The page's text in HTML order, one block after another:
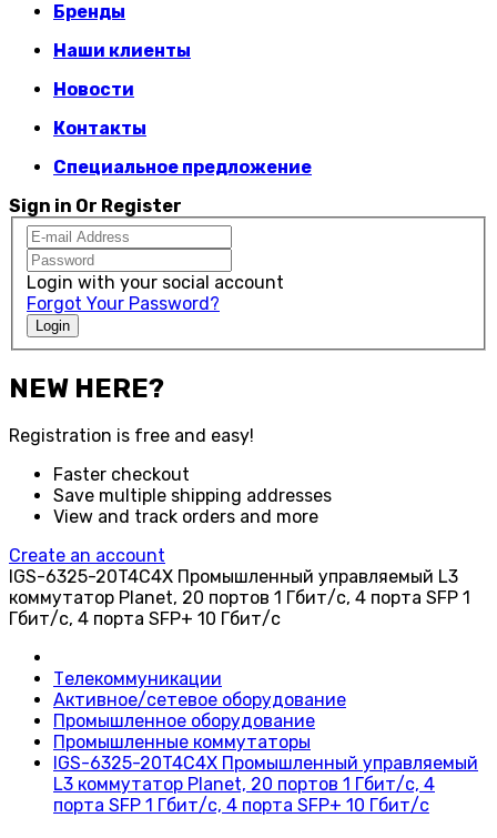
Бренды
Наши клиенты
Новости
Контакты
Специальное предложение
Sign in Or Register
Login with your social account
Forgot Your Password?
Login
NEW HERE?
Registration is free and easy!
Faster checkout
Save multiple shipping addresses
View and track orders and more
Create an account
IGS-6325-20T4C4X Промышленный управляемый L3
коммутатор Planet, 20 портов 1 Гбит/с, 4 порта SFP 1
Гбит/с, 4 порта SFP+ 10 Гбит/с
Телекоммуникации
Активное/сетевое оборудование
Промышленное оборудование
Промышленные коммутаторы
IGS-6325-20T4C4X Промышленный управляемый
L3 коммутатор Planet, 20 портов 1 Гбит/с, 4
порта SFP 1 Гбит/с, 4 порта SFP+ 10 Гбит/с